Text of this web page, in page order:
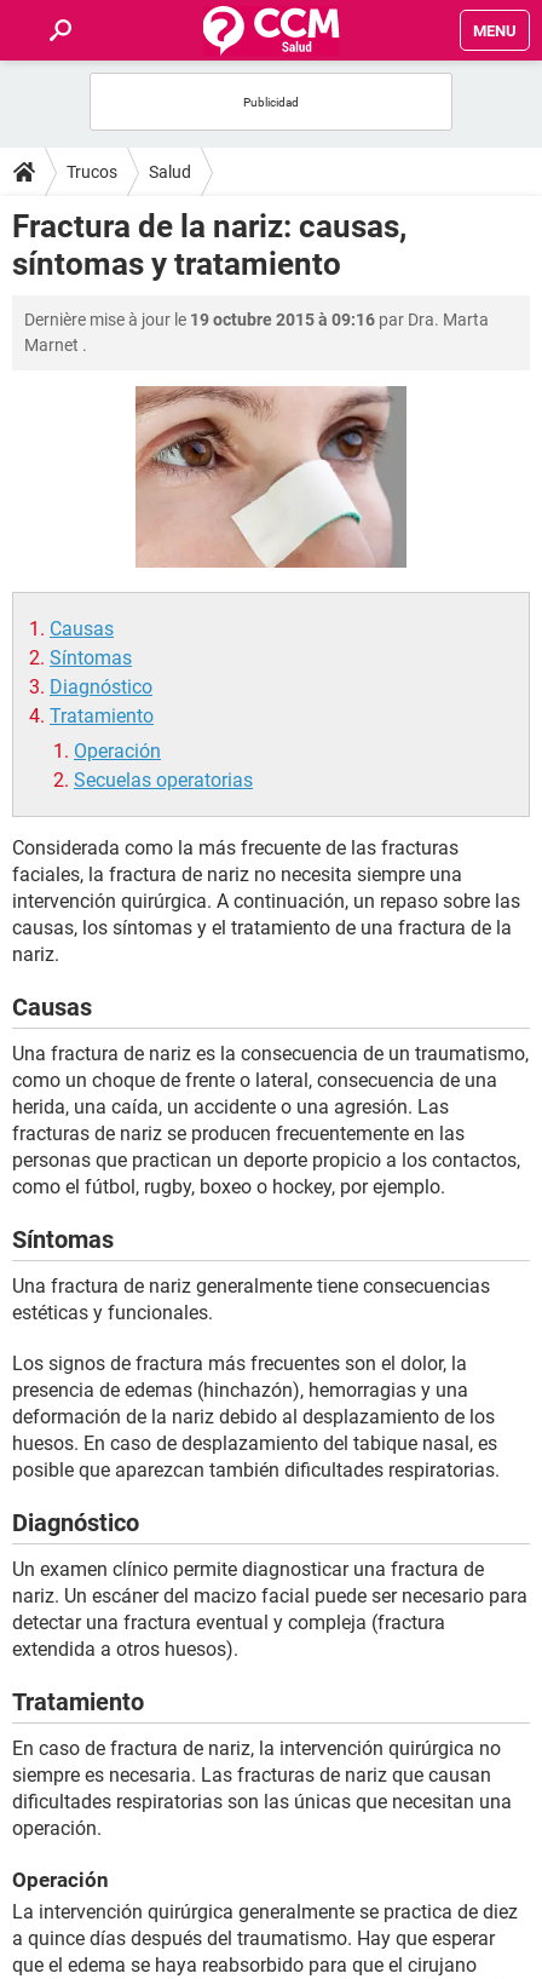
MENU
FORUMS
SALUD
FAMILIA
NUTRICIÓN
Trucos Salud
Fractura de la nariz: causas,
síntomas y tratamiento
Dernière mise à jour le 19 octubre 2015 à 09:16 par Dra. Marta
Marnet .
Causas
Síntomas
Diagnóstico
Tratamiento
Operación
Secuelas operatorias
Considerada como la más frecuente de las fracturas
faciales, la fractura de nariz no necesita siempre una
intervención quirúrgica. A continuación, un repaso sobre las
causas, los síntomas y el tratamiento de una fractura de la
nariz.
Causas
Una fractura de nariz es la consecuencia de un traumatismo,
como un choque de frente o lateral, consecuencia de una
herida, una caída, un accidente o una agresión. Las
fracturas de nariz se producen frecuentemente en las
personas que practican un deporte propicio a los contactos,
como el fútbol, rugby, boxeo o hockey, por ejemplo.
Síntomas
Una fractura de nariz generalmente tiene consecuencias
estéticas y funcionales.
Los signos de fractura más frecuentes son el dolor, la
presencia de edemas (hinchazón), hemorragias y una
deformación de la nariz debido al desplazamiento de los
huesos. En caso de desplazamiento del tabique nasal, es
posible que aparezcan también dificultades respiratorias.
Diagnóstico
Un examen clínico permite diagnosticar una fractura de
nariz. Un escáner del macizo facial puede ser necesario para
detectar una fractura eventual y compleja (fractura
extendida a otros huesos).
Tratamiento
En caso de fractura de nariz, la intervención quirúrgica no
siempre es necesaria. Las fracturas de nariz que causan
dificultades respiratorias son las únicas que necesitan una
operación.
Operación
La intervención quirúrgica generalmente se practica de diez
a quince días después del traumatismo. Hay que esperar
que el edema se haya reabsorbido para que el cirujano